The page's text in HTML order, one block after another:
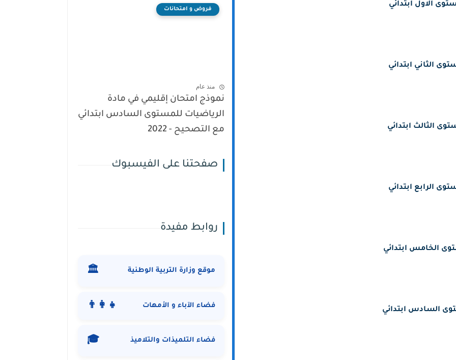
الاول ابتدائي
الثاني ابتدائي
الثالث ابتدائي
الرابع ابتدائي
الخامس ابتدائي
السادس ابتدائي
فروض و امتحانات
منذ عام
نموذج امتحان إقليمي في مادة
الرياضيات للمستوى السادس ابتدائي
مع التصحيح - 2022
صفحتنا على الفيسبوك
روابط مفيدة
موقع وزارة التربية الوطنية 🏛️
فضاء الآباء و الأمهات 👨‍👩‍👧
فضاء التلميذات والتلاميذ 🎓